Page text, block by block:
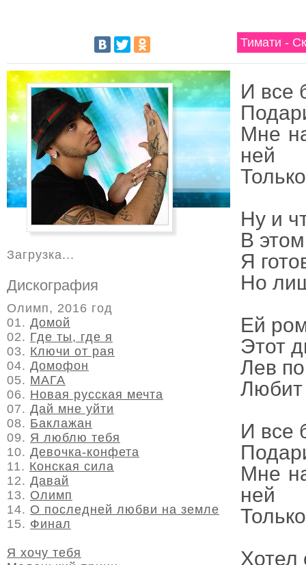
Тимати -
И все
Мне
ней
Ну и
В
Я
Но
Ей
Этот
Лев
Любит
И все
Мне
ней
Хотел
Загрузка...
Дискография
Олимп, 2016 год
01. Домой
02. Где ты, где я
03. Ключи от рая
04. Домофон
05. МАГА
06. Новая русская мечта
07. Дай мне уйти
08. Баклажан
09. Я люблю тебя
10. Девочка-конфета
11. Конская сила
12. Давай
13. Олимп
14. О последней любви на земле
15. Финал
Я хочу тебя